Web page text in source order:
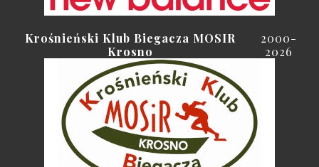
Krośnieński Klub Biegacza MOSIR
Krosno
2000-
2026